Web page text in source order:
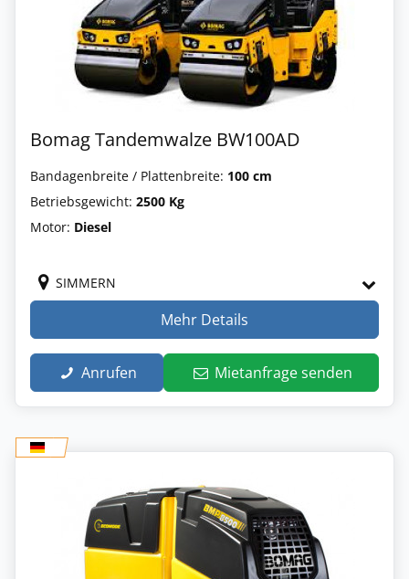
Bomag Tandemwalze BW100AD
Bandagenbreite / Plattenbreite: 100 cm
Betriebsgewicht: 2500 Kg
Motor: Diesel
SIMMERN
Mehr Details
Anrufen Mietanfrage senden